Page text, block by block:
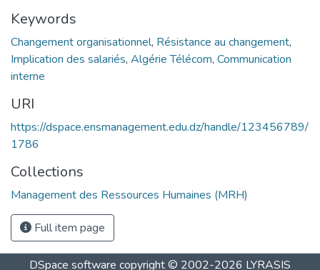
Keywords
Changement organisationnel, Résistance au changement,
Implication des salariés, Algérie Télécom, Communication
interne
URI
https://dspace.ensmanagement.edu.dz/handle/123456789/
1786
Collections
Management des Ressources Humaines (MRH)
Full item page
DSpace software copyright © 2002-2026 LYRASIS